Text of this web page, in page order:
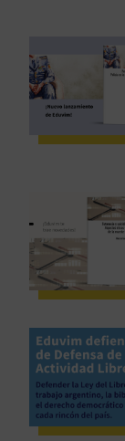
r
e
o
u
l